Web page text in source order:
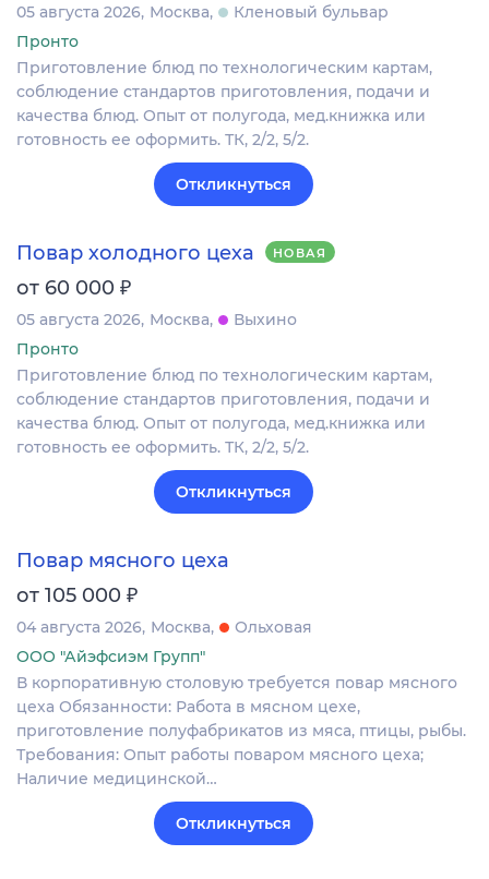
05 августа 2026 Москва
Кленовый бульвар
Пронто
Приготовление блюд по технологическим картам,
соблюдение стандартов приготовления, подачи и
качества блюд. Опыт от полугода, мед.книжка или
готовность ее оформить. ТК, 2/2, 5/2.
Откликнуться
Повар холодного цеха НОВАЯ
от 60 000 ₽
05 августа 2026 Москва
Выхино
Пронто
Приготовление блюд по технологическим картам,
соблюдение стандартов приготовления, подачи и
качества блюд. Опыт от полугода, мед.книжка или
готовность ее оформить. ТК, 2/2, 5/2.
Откликнуться
Повар мясного цеха
от 105 000 ₽
04 августа 2026 Москва
Ольховая
ООО "Айэфсиэм Групп"
В корпоративную столовую требуется повар мясного
цеха Обязанности: Работа в мясном цехе,
приготовление полуфабрикатов из мяса, птицы, рыбы.
Требования: Опыт работы поваром мясного цеха;
Наличие медицинской…
Откликнуться